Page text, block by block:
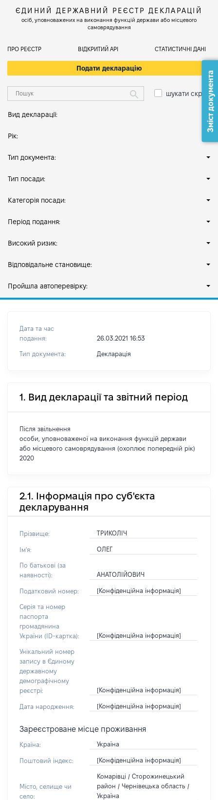
ЄДИНИЙ ДЕРЖАВНИЙ РЕЄСТР ДЕКЛАРАЦІЙ
осіб, уповноважених на виконання функцій держави або місцевого
самоврядування
ПРО РЕЄСТР ВІДКРИТИЙ АРІ СТАТИСТИЧНІ ДАНІ
Подати декларацію
шукати скрізь
Вид декларації:
Рік:
Тип документа:
Тип посади:
Категорія посади:
Період подання:
Високий ризик:
Відповідальне становище:
Пройшла автоперевірку:
Дата та час
подання:
26.03.2021 16:53
Тип документа: Декларація
1. Вид декларації та звітний період
Після звільнення
особи, уповноваженої на виконання функцій держави
або місцевого самоврядування (охоплює попередній рік)
2020
2.1. Інформація про суб'єкта
декларування
Прізвище: ТРИКОЛІЧ
Ім'я: ОЛЕГ
По батькові (за
наявності):
АНАТОЛІЙОВИЧ
Податковий номер: [Конфіденційна інформація]
Серія та номер
паспорта
громадянина
України (ID-картка):
[Конфіденційна інформація]
Унікальний номер
запису в Єдиному
державному
демографічному
реєстрі:
[Конфіденційна інформація]
Дата народження: [Конфіденційна інформація]
Зареєстроване місце проживання
Країна: Україна
Поштовий індекс: [Конфіденційна інформація]
Місто, селище чи
село:
Комарівці / Сторожинецький
район / Чернівецька область /
Україна
Зміст документа